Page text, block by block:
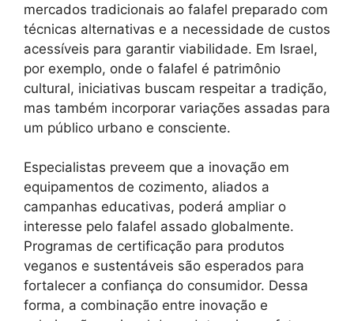
mercados tradicionais ao falafel preparado com
técnicas alternativas e a necessidade de custos
acessíveis para garantir viabilidade. Em Israel,
por exemplo, onde o falafel é patrimônio
cultural, iniciativas buscam respeitar a tradição,
mas também incorporar variações assadas para
um público urbano e consciente.
Especialistas preveem que a inovação em
equipamentos de cozimento, aliados a
campanhas educativas, poderá ampliar o
interesse pelo falafel assado globalmente.
Programas de certificação para produtos
veganos e sustentáveis são esperados para
fortalecer a confiança do consumidor. Dessa
forma, a combinação entre inovação e